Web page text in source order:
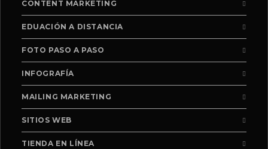
CONTENT MARKETING
EDUACIÓN A DISTANCIA
FOTO PASO A PASO
INFOGRAFÍA
MAILING MARKETING
SITIOS WEB
TIENDA EN LÍNEA